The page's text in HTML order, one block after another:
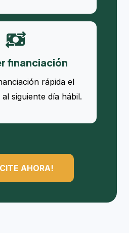
financiación
rápida el
siguiente día hábil.
AHORA!